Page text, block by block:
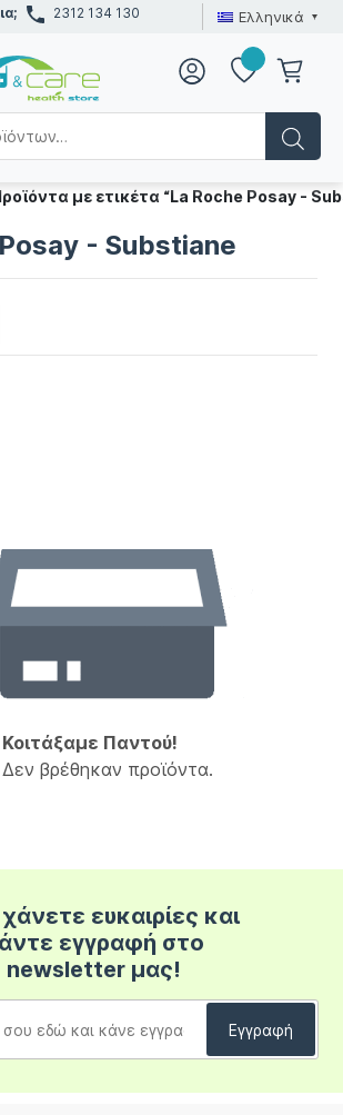
2312 134 130 Ελληνικά
με ετικέτα “La Roche Posay -
- Substiane
Κοιτάξαμε Παντού!
Δεν βρέθηκαν προϊόντα.
ευκαιρίες και
εγγραφή στο
newsletter μας!